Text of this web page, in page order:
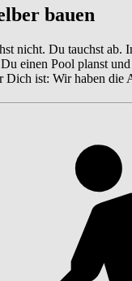
bauen
nicht. Du tauchst ab.
einen Pool planst
Dich ist: Wir haben die